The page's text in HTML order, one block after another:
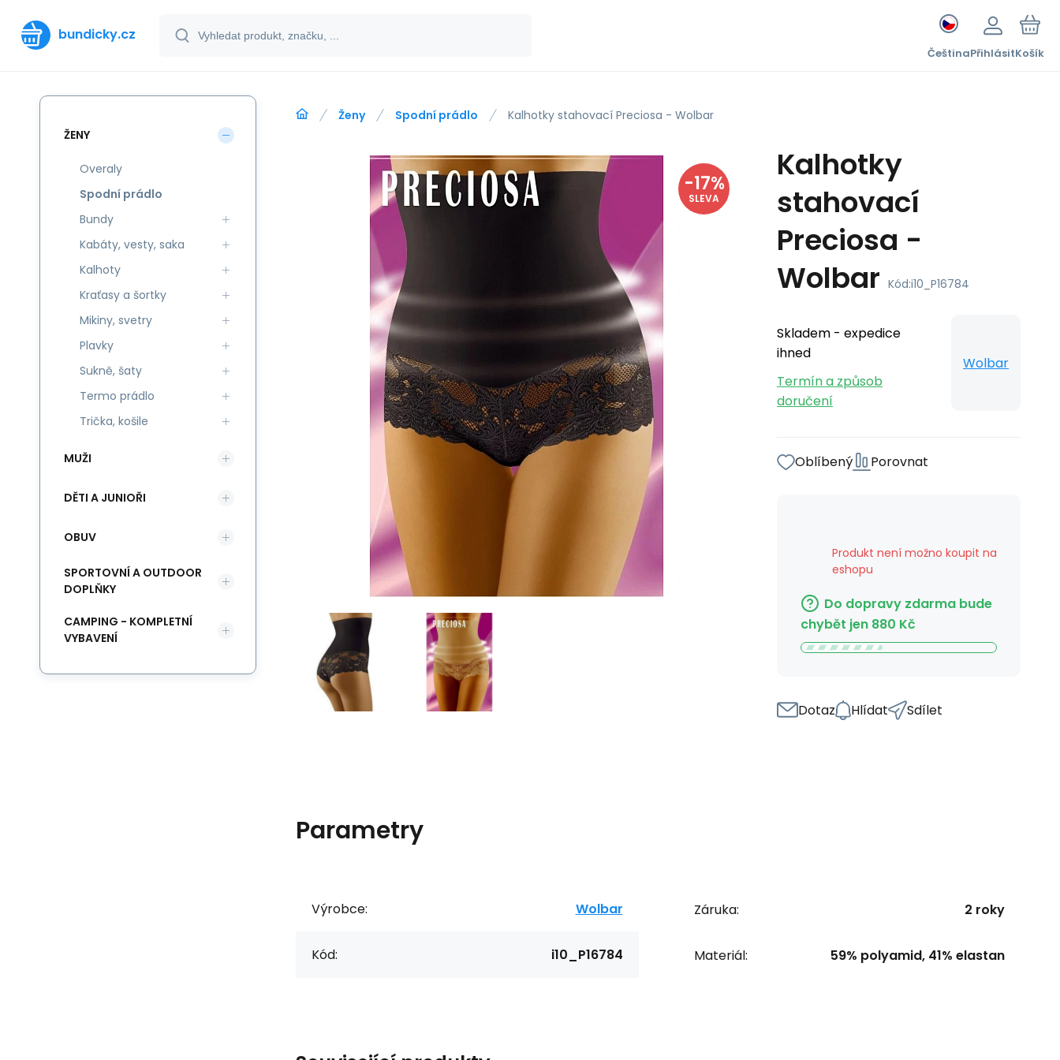
bundicky.cz
ČeštinaPřihlásitKošík
Ženy Spodní prádlo Kalhotky stahovací Preciosa - Wolbar
-17%
SLEVA
Kalhotky
stahovací
Preciosa -
Wolbar Kód:i10_P16784
Skladem - expedice
ihned
Termín a způsob
doručení
Wolbar
Oblíbený Porovnat
Produkt není možno koupit na
eshopu
Do dopravy zdarma bude
chybět jen 880 Kč
Dotaz Hlídat Sdílet
Parametry
Výrobce: Wolbar
Kód: i10_P16784
Záruka: 2 roky
Materiál: 59% polyamid, 41% elastan
ŽENY
Overaly
Spodní prádlo
Bundy
Kabáty, vesty, saka
Kalhoty
Kraťasy a šortky
Mikiny, svetry
Plavky
Sukně, šaty
Termo prádlo
Trička, košile
MUŽI
DĚTI A JUNIOŘI
OBUV
SPORTOVNÍ A OUTDOOR
DOPLŇKY
CAMPING - KOMPLETNÍ
VYBAVENÍ